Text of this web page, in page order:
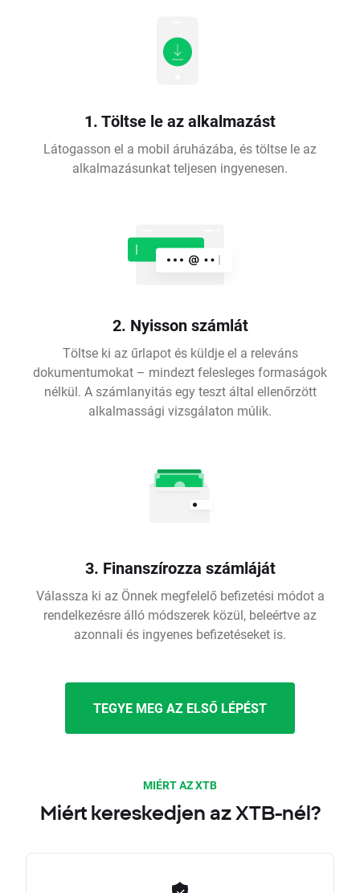
1. Töltse le az alkalmazást
Látogasson el a mobil áruházába, és töltse le az
alkalmazásunkat teljesen ingyenesen.
2. Nyisson számlát
Töltse ki az űrlapot és küldje el a releváns
dokumentumokat – mindezt felesleges formaságok
nélkül. A számlanyitás egy teszt által ellenőrzött
alkalmassági vizsgálaton múlik.
3. Finanszírozza számláját
Válassza ki az Önnek megfelelő befizetési módot a
rendelkezésre álló módszerek közül, beleértve az
azonnali és ingyenes befizetéseket is.
TEGYE MEG AZ ELSŐ LÉPÉST
MIÉRT AZ XTB
Miért kereskedjen az XTB-nél?